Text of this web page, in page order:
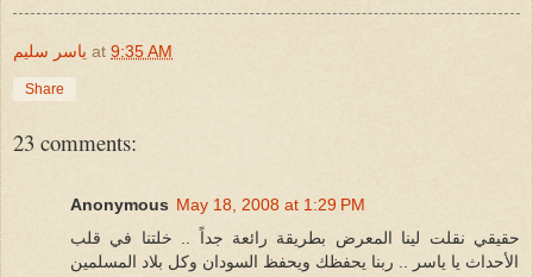
ياسر سليم at 9:35 AM
Share
23 comments:
Anonymous May 18, 2008 at 1:29 PM
حقيقي نقلت لينا المعرض بطريقة رائعة جداً .. خلتنا في قلب
الأحداث يا ياسر .. ربنا يحفظك ويحفظ السودان وكل بلاد المسلمين